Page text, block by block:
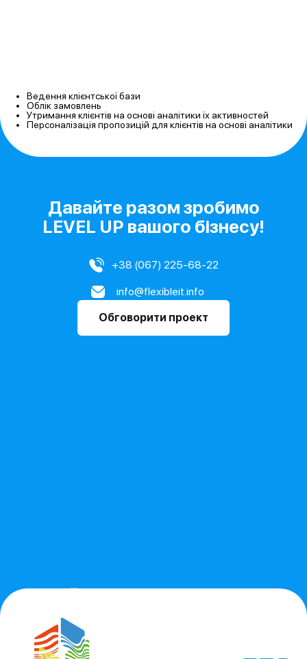
Ведення клієнтської бази
Облік замовлень
Утримання клієнтів на основі аналітики їх активностей
Персоналізація пропозицій для клієнтів наоснові аналітики
Давайте разом зробимо
LEVEL UP вашого бізнесу!
+38 (067) 225-68-22
info@flexibleit.info
Обговорити проект